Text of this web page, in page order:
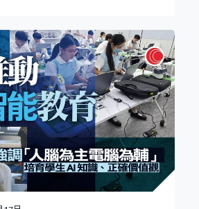
曾於上周三（10日）晚上休班期
拯救一名墮海老翁。對於有屬員
非常難過，並對他們家人致以深切
死者家屬，提供一切可行協助。
CAM直擊相撞一刻 兩乘客拋出車
隊：全力配合調查